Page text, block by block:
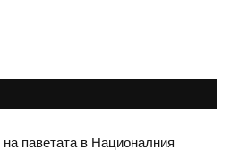
паветата в Националния